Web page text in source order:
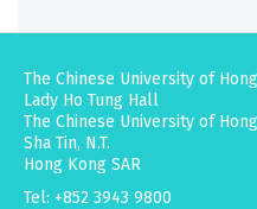
The Chinese University of
Lady Ho Tung Hall
The Chinese University of
Sha Tin, N.T.
Hong Kong SAR
Tel: +852 3943 9800